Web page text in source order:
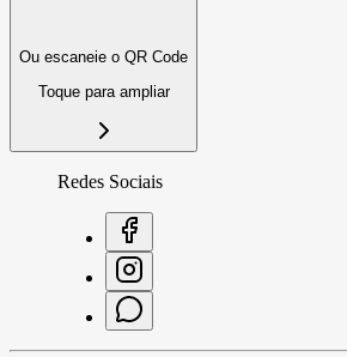
Ou escaneie o QR Code
Toque para ampliar
Redes Sociais